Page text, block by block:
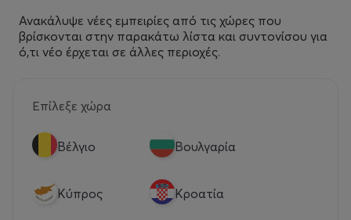
Ανακάλυψε νέες εμπειρίες από τις χώρες που
βρίσκονται στην παρακάτω λίστα και συντονίσου για
ό,τι νέο έρχεται σε άλλες περιοχές.
Επίλεξε χώρα
Βέλγιο Βουλγαρία
Κύπρος Κροατία